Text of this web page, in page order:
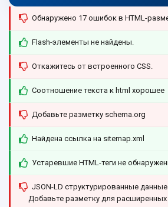
Обнаружено 17 ошибок в HTML-
Flash-элементы не найдены.
Откажитесь от встроенного CSS.
Соотношение текста к html хорошее
Добавьте разметку schema.org
Найдена ссылка на sitemap.xml
Устаревшие HTML-теги не
JSON-LD структурированные
Добавьте разметку для расширенных